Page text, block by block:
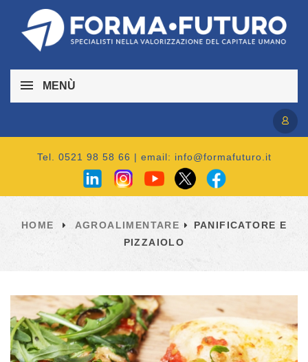
MENÙ
Tel. 0521 98 58 66 | email: info@formafuturo.it
HOME AGROALIMENTARE
PANIFICATORE E
PIZZAIOLO